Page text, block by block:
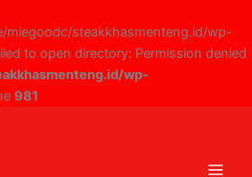
miegoodc/steakkhasmenteng.id/wp-
to open directory: Permission denied
wp-
981